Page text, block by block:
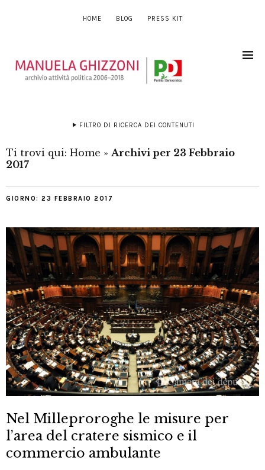
HOME BLOG PRESS KIT
FILTRO DI RICERCA DEI CONTENUTI
Ti trovi qui: Home » Archivi per 23 Febbraio
2017
GIORNO: 23 FEBBRAIO 2017
Nel Milleproroghe le misure per
l’area del cratere sismico e il
commercio ambulante